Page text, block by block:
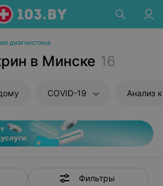
диагностика
в Минске 16
COVID-19 Анализ
Фильтры